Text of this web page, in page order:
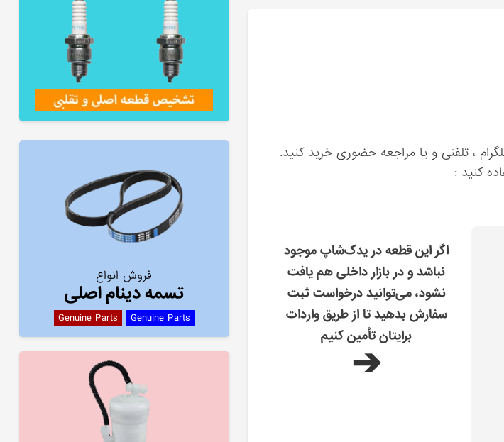
، تلفنی و یا مراجعه حضوری خرید کنید.
کنید :
اگر این قطعه در یدک‌شاپ موجود
نباشد و در بازار داخلی هم یافت
نشود، می‌توانید درخواست ثبت
سفارش بدهید تا از طریق واردات
برایتان تأمین کنیم
➔
فروش انواع
تسمه دینام اصلی
Genuine Parts Genuine Parts